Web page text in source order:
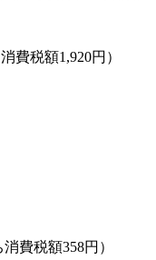
費税額1,920円）
費税額358円）